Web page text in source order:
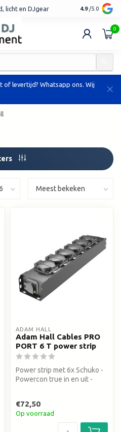
licht en DJgear Tot 7 jaar
4.9 /5.0
0
of levertijd? Whatsapp ons. Wij
ADAM HALL
Adam Hall Cables PRO
PORT 6 T power strip
Power strip met 6x Schuko -
Powercon true in en uit -
€72,50
Op voorraad